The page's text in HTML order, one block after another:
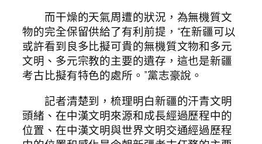
而干燥的天氣周遭的狀況，為無機質文
物的完全保留供給了有利前提，“在新疆可以
或許看到良多比擬可貴的無機質文物和多元
文明、多元宗教的主要的遺存，這也是新疆
考古比擬有特色的處所。”黨志豪說。
記者清楚到，梳理明白新疆的汗青文明
頭緒、在中漢文明來源和成長經過歷程中的
位置、在中漢文明與世界文明交通經過歷程